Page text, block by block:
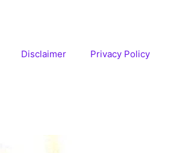
Disclaimer Privacy Policy